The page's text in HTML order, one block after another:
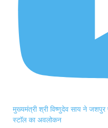
मुख्यमंत्री श्री विष्णुदेव साय ने
स्टाॅल का अवलोकन